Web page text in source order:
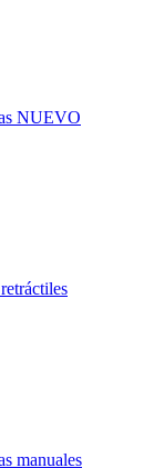
NUEVO
manuales